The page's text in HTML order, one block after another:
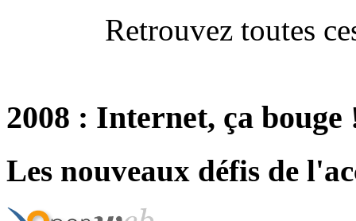
Retrouvez toutes
2008 : Internet, ça bouge
Les nouveaux défis de